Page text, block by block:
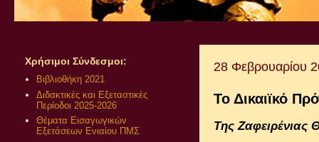
28 Φεβρουαρίου
Το Δικαιϊκό
Της Ζαφειρένιας
Χρήσιμοι Σύνδεσμοι:
Βιβλιοθήκη 2021
Διδακτικές και Εξεταστικές
Περίοδοι 2025-2026
Θέματα Εισαγωγικών
Εξετάσεων Ενιαίου ΠΜΣ